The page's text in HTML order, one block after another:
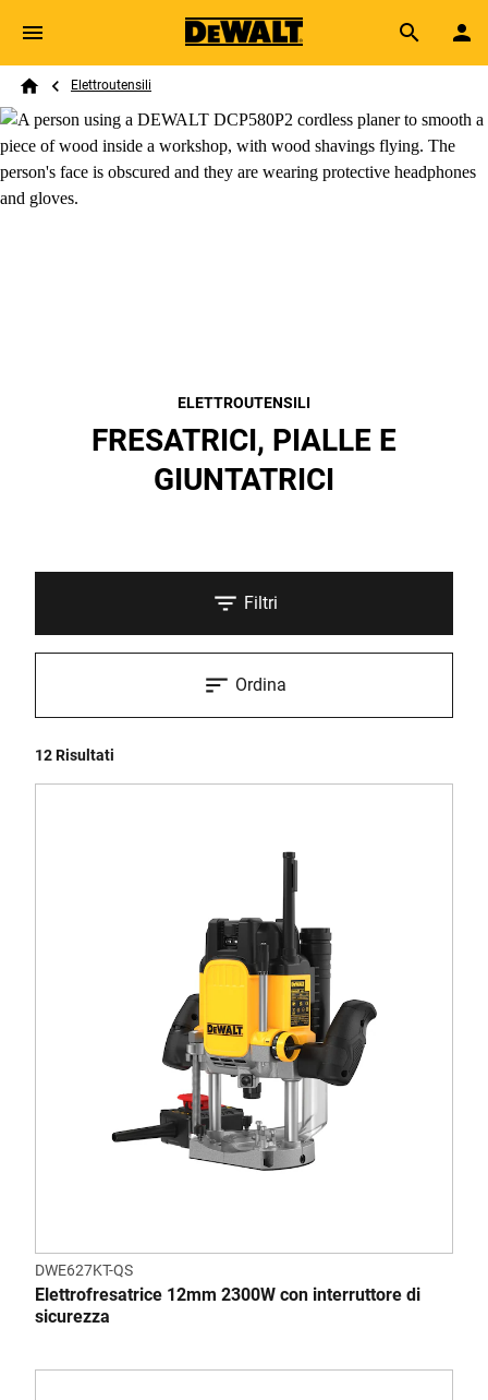
Skip to main content
Search
Breadcrumb
Elettroutensili
ELETTROUTENSILI
FRESATRICI, PIALLE E
GIUNTATRICI
Filtri
12 Risultati
Ordina
DWE627KT-QS
Elettrofresatrice 12mm 2300W con interruttore di
sicurezza